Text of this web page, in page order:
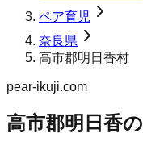
ペア育児
奈良県
高市郡明日香村
pear-ikuji.com
高市郡明日香